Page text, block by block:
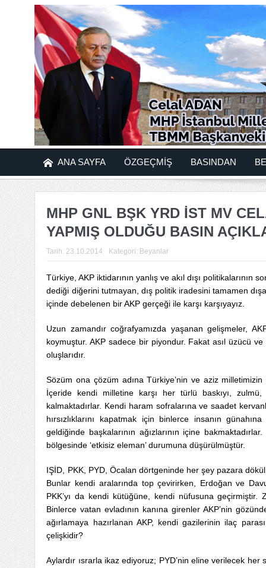
ANA SAYFA ÖZGEÇMİŞ BASINDAN
MHP GNL BŞK YRD İST MV
YAPMIŞ OLDUĞU BASIN
Tarih: 23.10.2014 Kategori: Beyanlar
Türkiye, AKP iktidarının yanlış ve akıl dışı
dediği diğerini tutmayan, dış politik iradesini tamamen
içinde debelenen bir AKP gerçeği ile karşı karşıyayız.
Uzun zamandır coğrafyamızda yaşanan gelişmeler,
koymuştur. AKP sadece bir piyondur. Fakat asıl üzücü
oluşlarıdır.
Sözüm ona çözüm adına Türkiye’nin ve aziz
İçeride kendi milletine karşı her türlü baskıyı,
kalmaktadırlar. Kendi haram sofralarına ve saadet
hırsızlıklarını kapatmak için binlerce insanın
geldiğinde başkalarının ağızlarının içine
bölgesinde ‘etkisiz eleman’ durumuna düşürülmüştür.
IŞİD, PKK, PYD, Öcalan dörtgeninde her şey pazara
Bunlar kendi aralarında top çevirirken, Erdoğan ve
PKK’yı da kendi kütüğüne, kendi nüfusuna
Binlerce vatan evladının kanına girenler AKP’nin
ağırlamaya hazırlanan AKP, kendi gazilerinin ilaç
çelişkidir?
Aylardır ısrarla ikaz ediyoruz; PYD’nin eline verilecek